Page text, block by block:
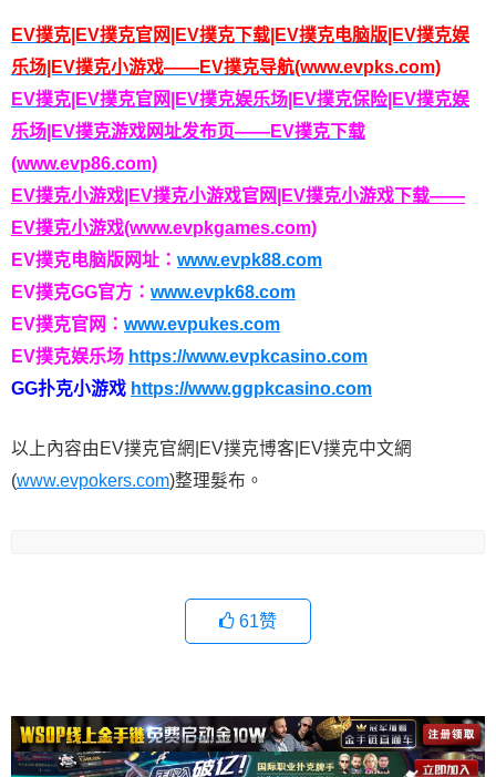
EV撲克|EV撲克官网|EV撲克下载|EV撲克电脑版|EV撲克娱
乐场|EV撲克小游戏——EV撲克导航(www.evpks.com)
EV撲克|EV撲克官网|EV撲克娱乐场|EV撲克保险|EV撲克娱
乐场|EV撲克游戏网址发布页——EV撲克下载
(www.evp86.com)
EV撲克小游戏|EV撲克小游戏官网|EV撲克小游戏下载——
EV撲克小游戏(www.evpkgames.com)
EV撲克电脑版网址： www.evpk88.com
EV撲克GG官方： www.evpk68.com
EV撲克官网： www.evpukes.com
EV撲克娱乐场 https://www.evpkcasino.com
GG扑克小游戏 https://www.ggpkcasino.com
以上內容由EV撲克官網|EV撲克博客|EV撲克中文網
(www.evpokers.com)整理髮布。
61赞